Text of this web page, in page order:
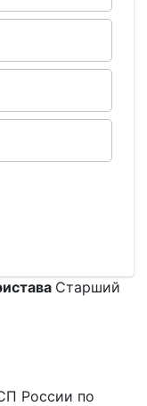
Старший
России по